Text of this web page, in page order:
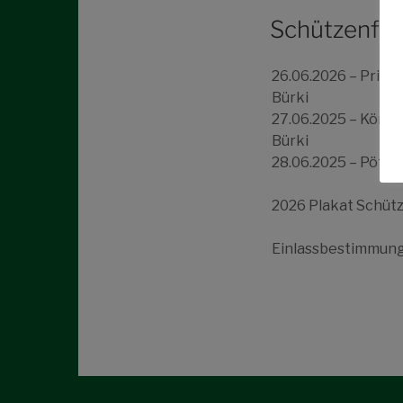
26.06.2026 –
Bürki
27.06.2025 –
Bürki
28.06.2025 –
2026 Plakat